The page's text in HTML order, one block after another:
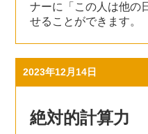
ナーに「この人は他の
せることができます。
2023年12月14日
絶対的計算力